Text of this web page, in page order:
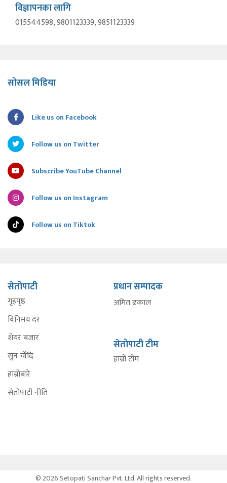
विज्ञापनका लागि
015544598, 9801123339, 9851123339
सोसल मिडिया
Like us on Facebook
Follow us on Twitter
Subscribe YouTube Channel
Follow us on Instagram
Follow us on Tiktok
सेतोपाटी
गृहपृष्ठ
विनिमय दर
शेयर बजार
सुन चाँदि
हाम्रोबारे
सेतोपाटी नीति
प्रधान सम्पादक
अमित ढकाल
सेतोपाटी टीम
हाम्रो टीम
© 2026 Setopati Sanchar Pvt. Ltd. All rights reserved.